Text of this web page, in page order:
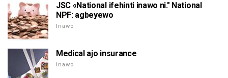
JSC «National ifehinti inawo ni." National
NPF: agbeyewo
Inawo
Medical ajo insurance
Inawo